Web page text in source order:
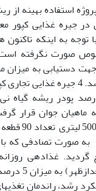
استفاده بهینه از
جیره غذایی کپور
توجه به اینکه تاکنون
صورت نگرفته
جهت دستیابی به
نی در جیره انجام شد. 4 جیره
مخزن فایبر
صبح-12